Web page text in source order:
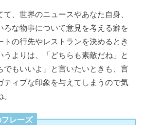
、世界のニュースやあなた自身、
ろな物事について意見を考える癖を
トの行先やレストランを決めるとき
うよりは、「どちらも素敵だね」と
でもいいよ」と言いたいときも、言
ティブな印象を与えてしまうので気
レーズ